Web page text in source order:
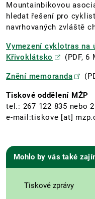
Mountainbikovou
hledat řešení pro
navrhovaných zvláště
Vymezení cyklotras na
Křivoklátsko
(PDF, 6
Znění memoranda
Tiskové oddělení MŽP
tel.: 267 122 835 nebo
e-mail:tiskove [at]
Mohlo by vás také
Tiskové zprávy